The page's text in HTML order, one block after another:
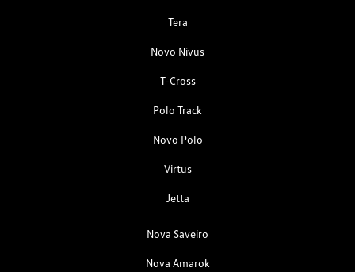
Tera
Novo Nivus
T-Cross
Polo Track
Novo Polo
Virtus
Jetta
Nova Saveiro
Nova Amarok